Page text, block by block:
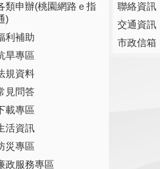
類申辦(桃園網路ｅ指
)
利補助
旱專區
規資料
見問答
載專區
活資訊
災專區
政服務專區
聯絡資訊
交通資訊
市政信箱